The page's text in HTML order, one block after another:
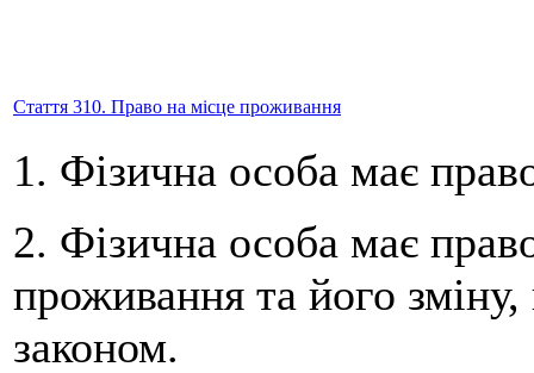
Стаття 310. Право на місце проживання
1. Фізична особа має
2. Фізична особа має
проживання та його
законом.